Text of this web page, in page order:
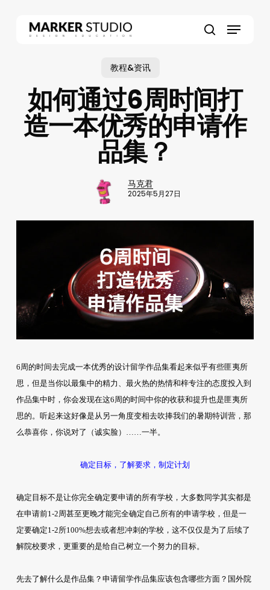
Menu
教程&资讯
如何通过6周时间打
造一本优秀的申请作
品集？
马克君
2025年5月27日
6周的时间去完成一本优秀的设计留学作品集看起来似乎有些匪夷所
思，但是当你以最集中的精力、最火热的热情和梓专注的态度投入到
作品集中时，你会发现在这6周的时间中你的收获和提升也是匪夷所
思的。听起来这好像是从另一角度变相去吹捧我们的暑期特训营，那
么恭喜你，你说对了（诚实脸）……一半。
确定目标，了解要求，制定计划
确定目标不是让你完全确定要申请的所有学校，大多数同学其实都是
在申请前1-2周甚至更晚才能完全确定自己所有的申请学校，但是一
定要确定1-2所100%想去或者想冲刺的学校，这不仅仅是为了后续了
解院校要求，更重要的是给自己树立一个努力的目标。
先去了解什么是作品集？申请留学作品集应该包含哪些方面？国外院